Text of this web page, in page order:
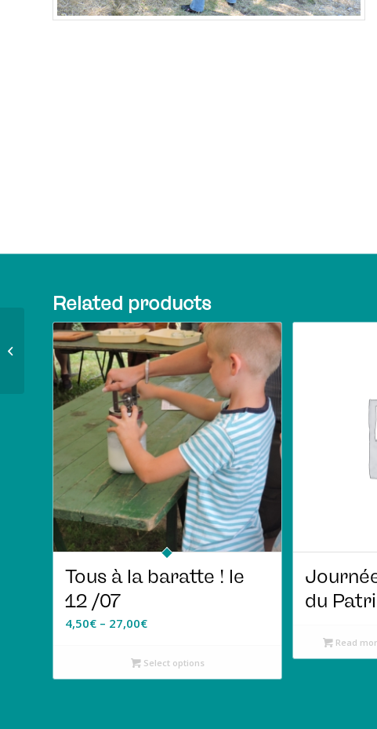
Related products
Tous à la baratte ! le
12 /07
4,50€ – 27,00€
Select options
du
Read
Visite guidée des
chaumières du 2 /08